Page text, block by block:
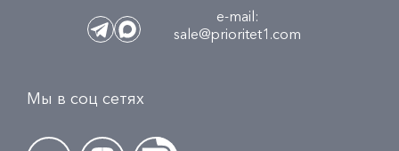
e-mail:
sale@prioritet1.com
Мы в соц сетях